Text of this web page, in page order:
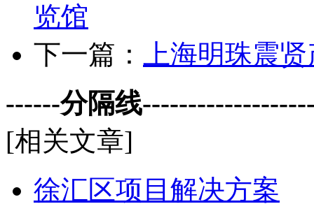
览馆
下一篇：
上海明珠震
------分隔线
[相关文章]
徐汇区项目解决方案